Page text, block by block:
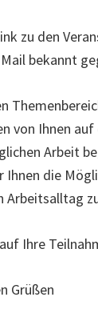
zu den
bekannt
von Ihnen
Arbeit
Ihnen die
Arbeitsalltag
Ihre
Grüßen